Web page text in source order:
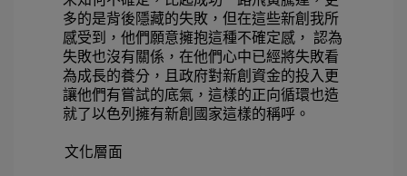
多的是背後隱藏的失敗，但在這些新創我所
感受到，他們願意擁抱這種不確定感， 認為
失敗也沒有關係，在他們心中已經將失敗看
為成長的養分，且政府對新創資金的投入更
讓他們有嘗試的底氣，這樣的正向循環也造
就了以色列擁有新創國家這樣的稱呼。
文化層面